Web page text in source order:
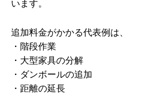
います。
追加料金がかかる代表例は、
・階段作業
・大型家具の分解
・ダンボールの追加
・距離の延長